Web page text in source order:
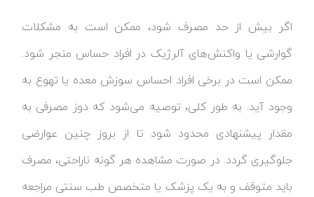
اگر بیش از حد مصرف شود، ممکن است به مشکلات
گوارشی یا واکنش‌های آلرژیک در افراد حساس منجر شود.
ممکن است در برخی افراد احساس سوزش معده یا تهوع به
وجود آید. به طور کلی، توصیه می‌شود که دوز مصرفی به
مقدار پیشنهادی محدود شود تا از بروز چنین عوارضی
جلوگیری گردد. در صورت مشاهده هر گونه ناراحتی، مصرف
باید متوقف و به یک پزشک یا متخصص طب سنتی مراجعه